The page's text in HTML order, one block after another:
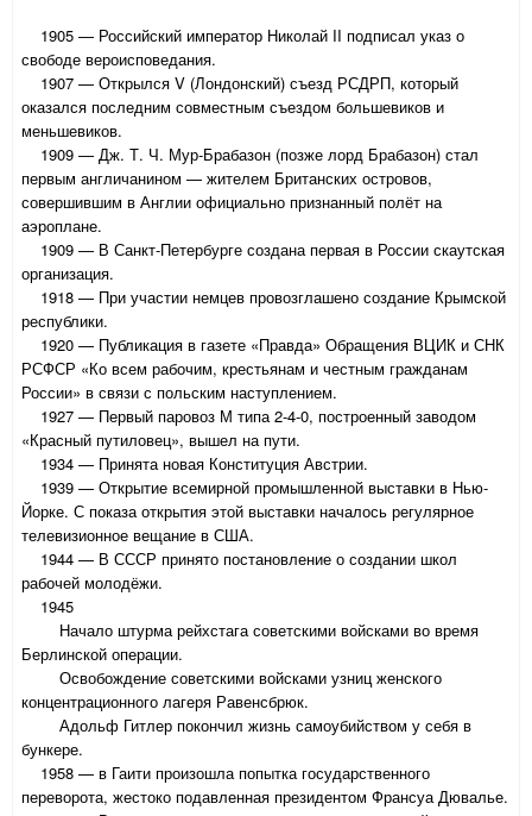
1905 — Российский император Николай II подписал указ о
свободе вероисповедания.
1907 — Открылся V (Лондонский) съезд РСДРП, который
оказался последним совместным съездом большевиков и
меньшевиков.
1909 — Дж. Т. Ч. Мур-Брабазон (позже лорд Брабазон) стал
первым англичанином — жителем Британских островов,
совершившим в Англии официально признанный полёт на
аэроплане.
1909 — В Санкт-Петербурге создана первая в России скаутская
организация.
1918 — При участии немцев провозглашено создание Крымской
республики.
1920 — Публикация в газете «Правда» Обращения ВЦИК и СНК
РСФСР «Ко всем рабочим, крестьянам и честным гражданам
России» в связи с польским наступлением.
1927 — Первый паровоз М типа 2-4-0, построенный заводом
«Красный путиловец», вышел на пути.
1934 — Принята новая Конституция Австрии.
1939 — Открытие всемирной промышленной выставки в Нью-
Йорке. С показа открытия этой выставки началось регулярное
телевизионное вещание в США.
1944 — В СССР принято постановление о создании школ
рабочей молодёжи.
1945
Начало штурма рейхстага советскими войсками во время
Берлинской операции.
Освобождение советскими войсками узниц женского
концентрационного лагеря Равенсбрюк.
Адольф Гитлер покончил жизнь самоубийством у себя в
бункере.
1958 — в Гаити произошла попытка государственного
переворота, жестоко подавленная президентом Франсуа Дювалье.